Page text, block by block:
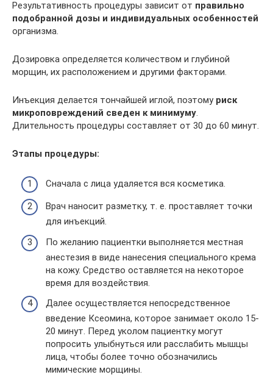
Результативность процедуры зависит от правильно
подобранной дозы и индивидуальных особенностей
организма.
Дозировка определяется количеством и глубиной
морщин, их расположением и другими факторами.
Инъекция делается тончайшей иглой, поэтому риск
микроповреждений сведен к минимуму.
Длительность процедуры составляет от 30 до 60 минут.
Этапы процедуры:
Сначала с лица удаляется вся косметика.
Врач наносит разметку, т. е. проставляет точки
для инъекций.
По желанию пациентки выполняется местная
анестезия в виде нанесения специального крема
на кожу. Средство оставляется на некоторое
время для воздействия.
Далее осуществляется непосредственное
введение Ксеомина, которое занимает около 15-
20 минут. Перед уколом пациентку могут
попросить улыбнуться или расслабить мышцы
лица, чтобы более точно обозначились
мимические морщины.